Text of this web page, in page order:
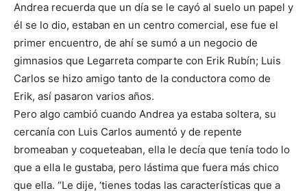
Andrea recuerda que un día se le cayó al suelo un papel y
él se lo dio, estaban en un centro comercial, ese fue el
primer encuentro, de ahí se sumó a un negocio de
gimnasios que Legarreta comparte con Erik Rubín; Luis
Carlos se hizo amigo tanto de la conductora como de
Erik, así pasaron varios años.
Pero algo cambió cuando Andrea ya estaba soltera, su
cercanía con Luis Carlos aumentó y de repente
bromeaban y coqueteaban, ella le decía que tenía todo lo
que a ella le gustaba, pero lástima que fuera más chico
que ella. “Le dije, ‘tienes todas las características que a